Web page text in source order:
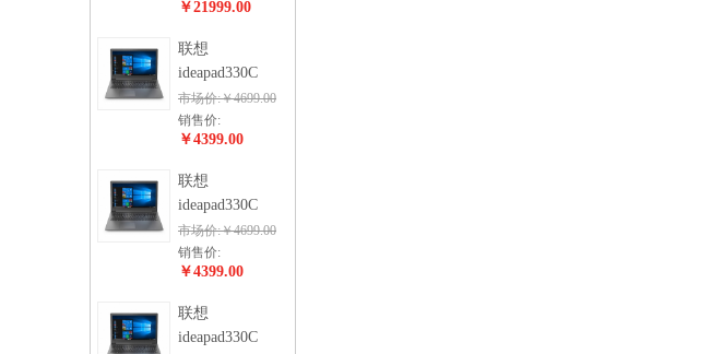
￥21999.00
联想
ideapad330C
市场价:￥4699.00
销售价:
￥4399.00
联想
ideapad330C
市场价:￥4699.00
销售价:
￥4399.00
联想
ideapad330C